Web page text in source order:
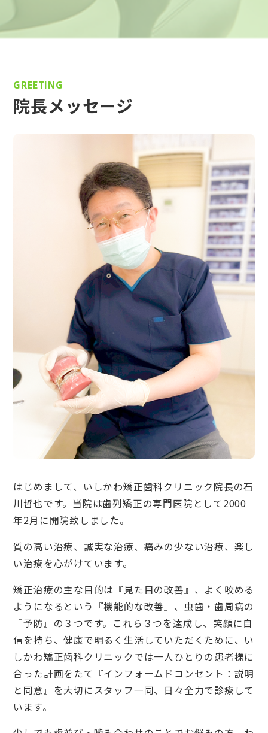
GREETING
院長メッセージ
はじめまして、いしかわ矯正歯科クリニック院長の石
川哲也です。当院は歯列矯正の専門医院として2000
年2月に開院致しました。
質の高い治療、誠実な治療、痛みの少ない治療、楽し
い治療を心がけています。
矯正治療の主な目的は『見た目の改善』、よく咬める
ようになるという『機能的な改善』、虫歯・歯周病の
『予防』の３つです。これら３つを達成し、笑顔に自
信を持ち、健康で明るく生活していただくために、い
しかわ矯正歯科クリニックでは一人ひとりの患者様に
合った計画をたて『インフォームドコンセント：説明
と同意』を大切にスタッフ一同、日々全力で診療して
います。